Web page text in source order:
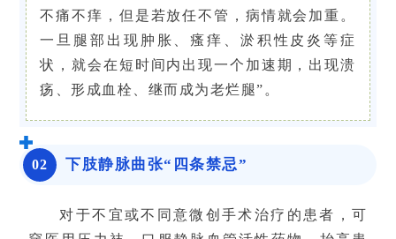
不痛不痒，但是若放任不管，病情就会加重。
一旦腿部出现肿胀、瘙痒、淤积性皮炎等症
状，就会在短时间内出现一个加速期，出现溃
疡、形成血栓、继而成为老烂腿”。
02 下肢静脉曲张“四条禁忌”
对于不宜或不同意微创手术治疗的患者，可